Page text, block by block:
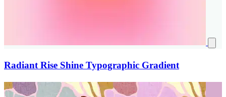
Radiant Rise Shine Typographic Gradient